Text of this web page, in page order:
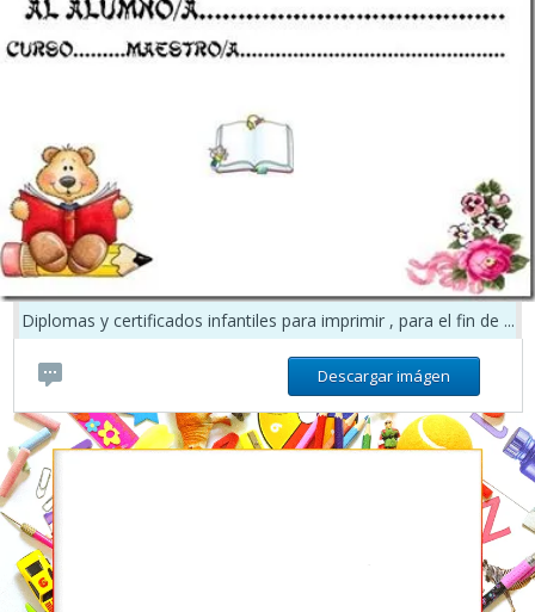
Diplomas y certificados infantiles para imprimir , para el fin de ...
Descargar imágen